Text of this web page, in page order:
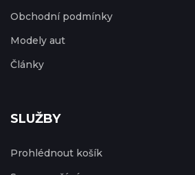
Obchodní podmínky
Modely aut
Články
SLUŽBY
Prohlédnout košík